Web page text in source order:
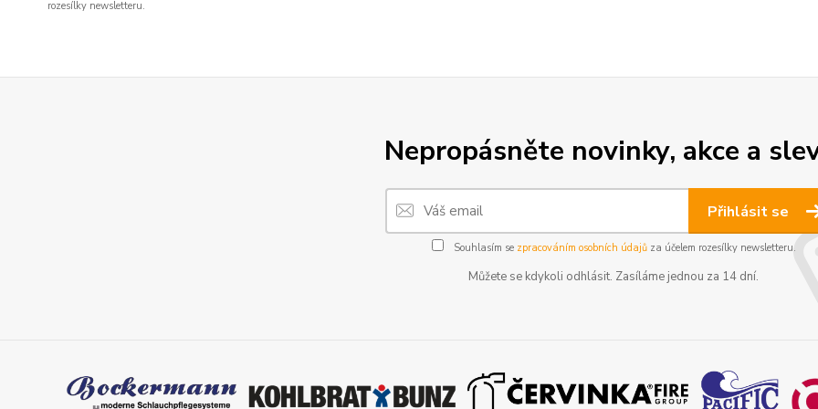
rozesílky newsletteru.
Nepropásněte novinky, akce a
Přihlásit se
Souhlasím se zpracováním osobních údajůza účelem rozesílky newsletteru.
Můžete se kdykoli odhlásit. Zasíláme jednou za 14 dní.